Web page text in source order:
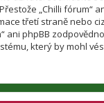
„Chilli fórum“
třetí straně nebo
ani phpBB
který by mohl